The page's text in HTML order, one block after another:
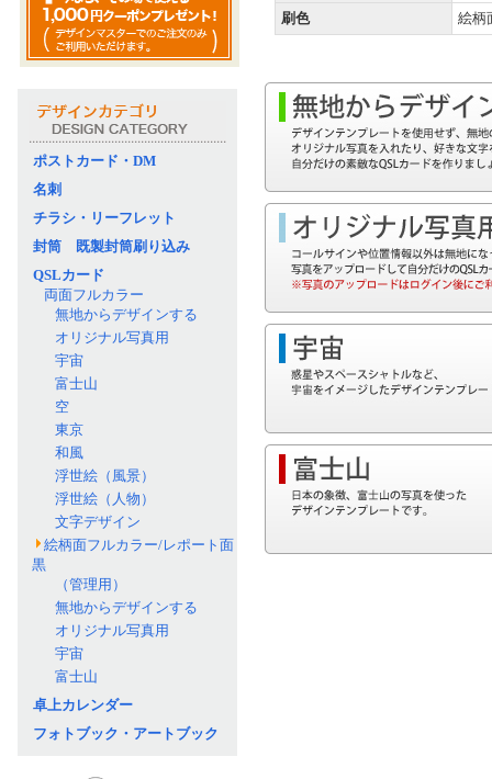
ポストカード・DM
名刺
チラシ・リーフレット
封筒 既製封筒刷り込み
QSLカード
両面フルカラー
無地からデザインする
オリジナル写真用
宇宙
富士山
空
東京
和風
浮世絵（風景）
浮世絵（人物）
文字デザイン
絵柄面フルカラー/レポート面
黒
（管理用）
無地からデザインする
オリジナル写真用
宇宙
富士山
卓上カレンダー
フォトブック・アートブック
刷色
絵柄